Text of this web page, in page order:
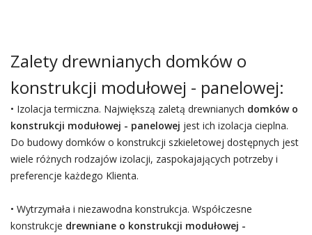
Zalety drewnianych domków o
konstrukcji modułowej - panelowej:
• Izolacja termiczna. Największą zaletą drewnianych domków o
konstrukcji modułowej - panelowej jest ich izolacja cieplna.
Do budowy domków o konstrukcji szkieletowej dostępnych jest
wiele różnych rodzajów izolacji, zaspokajających potrzeby i
preferencje każdego Klienta.
• Wytrzymała i niezawodna konstrukcja. Współczesne
konstrukcje drewniane o konstrukcji modułowej -